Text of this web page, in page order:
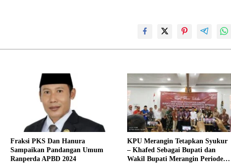
Fraksi PKS Dan Hanura
Sampaikan Pandangan Umum
Ranperda APBD 2024
KPU Merangin Tetapkan Syukur
– Khafed Sebagai Bupati dan
Wakil Bupati Merangin Periode